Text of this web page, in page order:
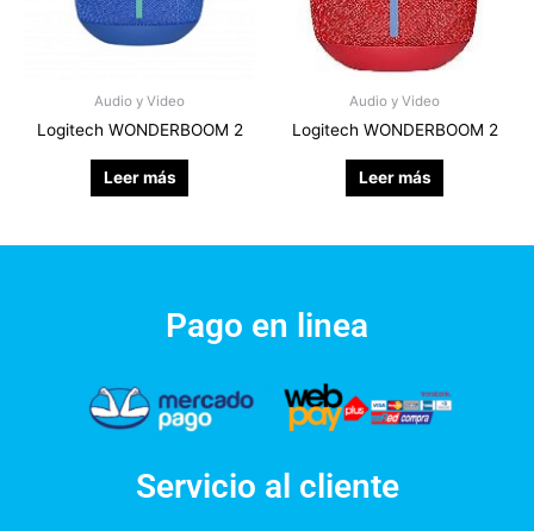
Audio y Video
Logitech WONDERBOOM 2
Leer más
Audio y Video
Logitech WONDERBOOM 2
Leer más
Pago en linea
Servicio al cliente